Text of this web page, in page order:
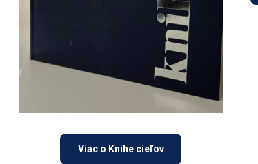
Viac o Knihe cieľov